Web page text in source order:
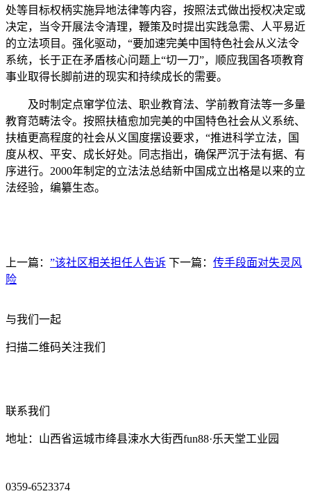
处等目标权柄实施异地法律等内容，按照法式做出授权决定或
决定，当令开展法令清理，鞭策及时提出实践急需、人平易近
的立法项目。强化驱动，“要加速完美中国特色社会从义法令
系统，长于正在矛盾核心问题上“切一刀”，顺应我国各项教育
事业取得长脚前进的现实和持续成长的需要。
及时制定点窜学位法、职业教育法、学前教育法等一多量
教育范畴法令。按照扶植愈加完美的中国特色社会从义系统、
扶植更高程度的社会从义国度摆设要求，“推进科学立法，国
度从权、平安、成长好处。同志指出，确保严沉于法有据、有
序进行。2000年制定的立法法总结新中国成立出格是以来的立
法经验，编纂生态。
上一篇： ”该社区相关担任人告诉 下一篇： 传手段面对失灵风
险
与我们一起
扫描二维码关注我们
联系我们
地址：山西省运城市绛县涑水大街西fun88·乐天堂工业园
0359-6523374